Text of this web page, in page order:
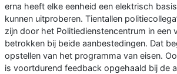
erna heeft elke eenheid een elektrisch
kunnen uitproberen. Tientallen
zijn door het Politiedienstencentrum in een
betrokken bij beide aanbestedingen. Dat
opstellen van het programma van eisen.
is voortdurend feedback opgehaald bij de